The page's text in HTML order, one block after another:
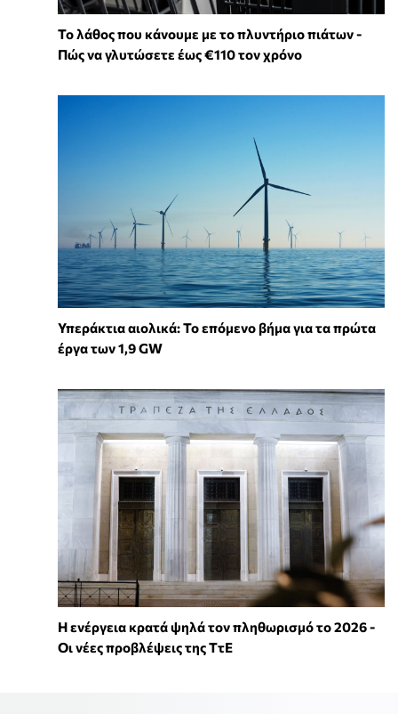
Το λάθος που κάνουμε με το πλυντήριο πιάτων -
Πώς να γλυτώσετε έως €110 τον χρόνο
Υπεράκτια αιολικά: Το επόμενο βήμα για τα πρώτα
έργα των 1,9 GW
Η ενέργεια κρατά ψηλά τον πληθωρισμό το 2026 -
Οι νέες προβλέψεις της ΤτΕ